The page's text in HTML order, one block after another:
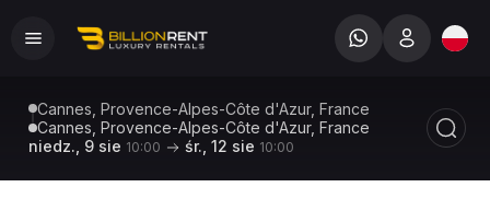
Cannes, Provence-Alpes-Côte d'Azur, France
Cannes, Provence-Alpes-Côte d'Azur, France
niedz., 9 sie 10:00 śr., 12 sie 10:00